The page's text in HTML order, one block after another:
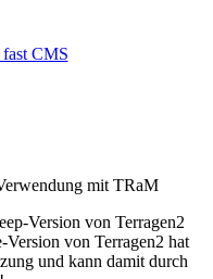
mit TRaM
Version von Terragen2
Version von Terragen2 hat
und kann damit durch